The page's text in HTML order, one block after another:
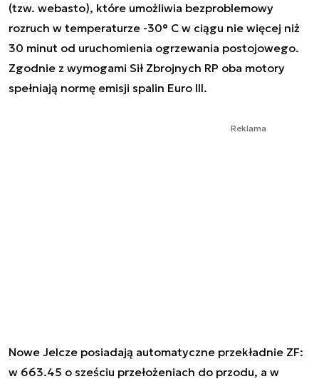
(tzw. webasto), które umożliwia bezproblemowy
rozruch w temperaturze -30° C w ciągu nie więcej niż
30 minut od uruchomienia ogrzewania postojowego.
Zgodnie z wymogami Sił Zbrojnych RP oba motory
spełniają normę emisji spalin Euro III.
Reklama
Nowe Jelcze posiadają automatyczne przekładnie ZF:
w 663.45 o sześciu przełożeniach do przodu, a w